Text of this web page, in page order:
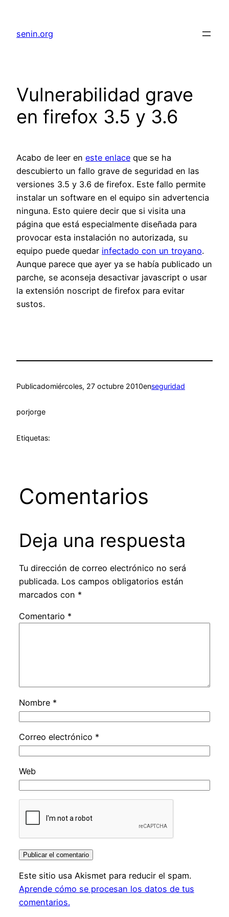
senin.org
Vulnerabilidad grave
en firefox 3.5 y 3.6
Acabo de leer en este enlace que se ha
descubierto un fallo grave de seguridad en las
versiones 3.5 y 3.6 de firefox. Este fallo permite
instalar un software en el equipo sin advertencia
ninguna. Esto quiere decir que si visita una
página que está especialmente diseñada para
provocar esta instalación no autorizada, su
equipo puede quedar infectado con un troyano.
Aunque parece que ayer ya se había publicado un
parche, se aconseja desactivar javascript o usar
la extensión noscript de firefox para evitar
sustos.
Publicadomiércoles, 27 octubre 2010enseguridad
porjorge
Etiquetas:
Comentarios
Deja una respuesta
Tu dirección de correo electrónico no será
publicada. Los campos obligatorios están
marcados con *
Comentario *
Nombre *
Correo electrónico *
Web
Este sitio usa Akismet para reducir el spam.
Aprende cómo se procesan los datos de tus
comentarios.